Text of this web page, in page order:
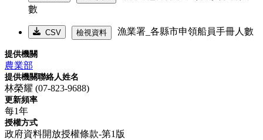
數
CSV 檢視資料 漁業署_各縣市申領船員手冊人數
提供機關
農業部
提供機關聯絡人姓名
林榮耀 (07-823-9688)
更新頻率
每1年
授權方式
政府資料開放授權條款-第1版